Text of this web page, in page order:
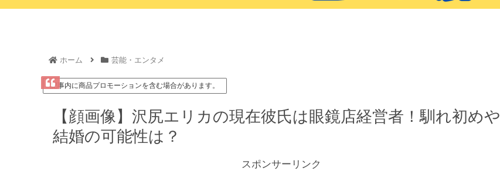
ホーム 芸能・エンタメ
記事内に商品プロモーションを含む場合があります。
【顔画像】沢尻エリカの現在彼氏は眼鏡店経営者！馴れ初めや
結婚の可能性は？
スポンサーリンク